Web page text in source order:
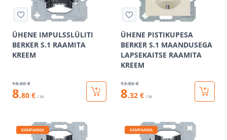
ÜHENE IMPULSSLÜLITI
BERKER S.1 RAAMITA
KREEM
14.66 €
8.80 € / tk
ÜHENE PISTIKUPESA
BERKER S.1 MAANDUSEGA
LAPSEKAITSE RAAMITA
KREEM
13.86 €
8.32 € / tk
KAMPAANIA KAMPAANIA